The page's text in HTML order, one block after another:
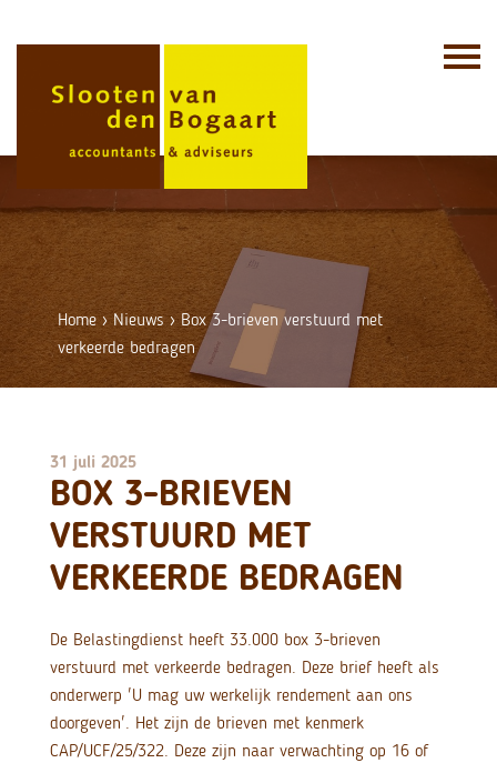
Home›Nieuws ›Box 3-brieven verstuurd met
verkeerde bedragen
31 juli 2025
BOX 3-BRIEVEN
VERSTUURD MET
VERKEERDE BEDRAGEN
De Belastingdienst heeft 33.000 box 3-brieven
verstuurd met verkeerde bedragen. Deze brief heeft als
onderwerp 'U mag uw werkelijk rendement aan ons
doorgeven'. Het zijn de brieven met kenmerk
CAP/UCF/25/322. Deze zijn naar verwachting op 16 of